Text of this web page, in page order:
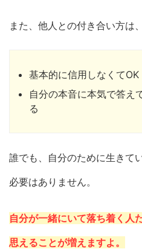
また、他人との付き合い方は
基本的に信用しなくてOK
自分の本音に本気で答え
る
誰でも、自分のために生きて
必要はありません。
自分が一緒にいて落ち着く人
思えることが増えますよ。